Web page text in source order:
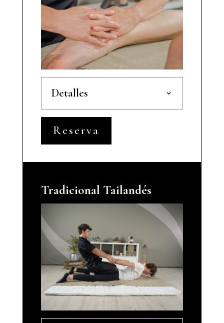
Detalles
Reserva
Tradicional Tailandés